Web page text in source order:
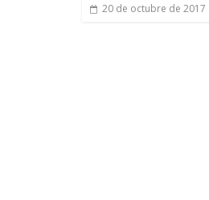
20 de octubre de 2017